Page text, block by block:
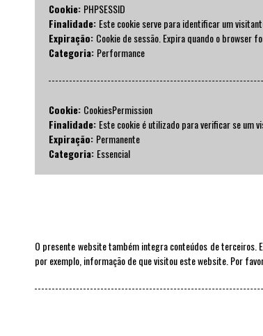
Cookie: PHPSESSID
Finalidade: Este cookie serve para identificar um
Expiração: Cookie de sessão. Expira quando o browser
Categoria: Performance
Cookie: CookiesPermission
Finalidade: Este cookie é utilizado para verificar se um
Expiração: Permanente
Categoria: Essencial
O presente website também integra conteúdos de terceiros.
por exemplo, informação de que visitou este website. Por